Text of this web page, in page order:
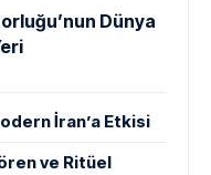
Dünya
İran’a Etkisi
ve Ritüel